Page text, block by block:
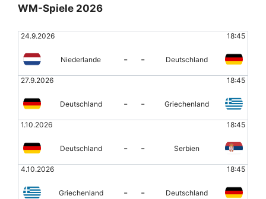
WM-Spiele 2026
24.9.2026 18:45
Niederlande - - Deutschland
27.9.2026 18:45
Deutschland - - Griechenland
1.10.2026 18:45
Deutschland - - Serbien
4.10.2026 18:45
Griechenland - - Deutschland